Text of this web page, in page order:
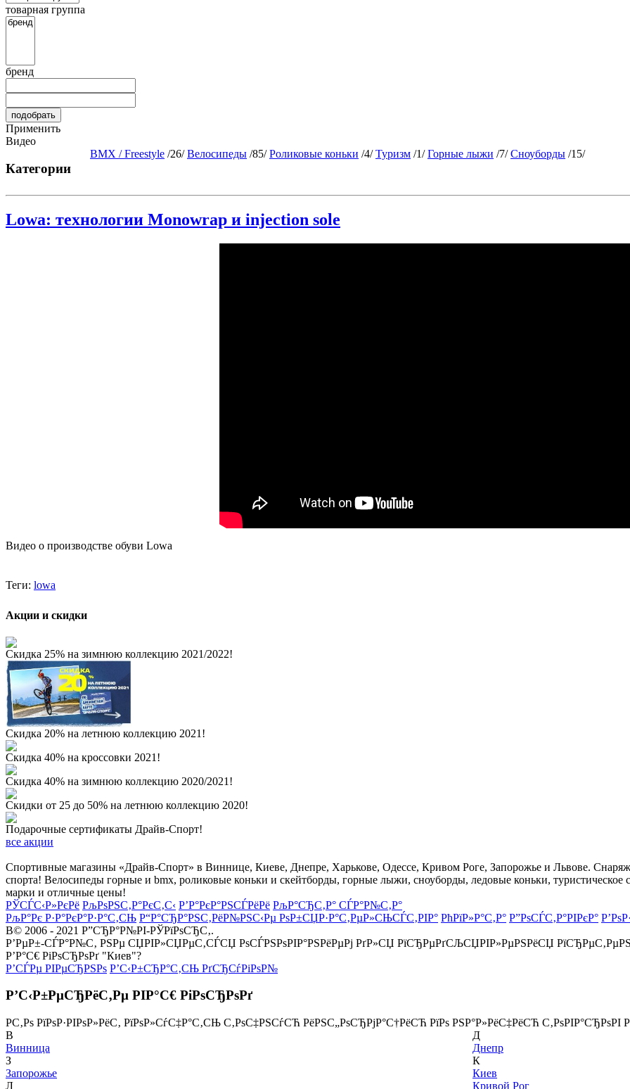
товарная группа
бренд
Применить
Видео
Категории
BMX / Freestyle /26/ Велосипеды /85/ Роликовые коньки /4/ Туризм /1/ Горные лыжи /7/ Сноуборды /15/
Lowa: технологии Monowrap и injection sole
Видео о производстве обуви Lowa
Теги: lowa
Акции и скидки
Скидка 25% на зимнюю коллекцию 2021/2022!
Скидка 20% на летнюю коллекцию 2021!
Скидка 40% на кроссовки 2021!
Скидка 40% на зимнюю коллекцию 2020/2021!
Скидки от 25 до 50% на летнюю коллекцию 2020!
Подарочные сертификаты Драйв-Спорт!
все акции
Спортивные магазины «Драйв-Спорт» в Виннице, Киеве, Днепре, Харькове, Одессе, Кривом Роге, Запорожье и Львове.
спорта! Велосипеды горные и bmx, роликовые коньки и скейтборды, горные лыжи, сноуборды, ледовые коньки,
марки и отличные цены!
РЎСЃС‹Р»РєРё РљРѕРЅС‚Р°РєС‚С‹ Р’Р°РєР°РЅСЃРёРё РљР°СЂС‚Р° СЃР°Р№С‚Р°
РљР°Рє Р·Р°РєР°Р·Р°С‚СЊ Р“Р°СЂР°РЅС‚РёР№РЅС‹Рµ РѕР±СЏР·Р°С‚РµР»СЊСЃС‚РІР° РћРїР»Р°С‚Р° Р”РѕСЃС‚Р°РІРєР°
В© 2006 - 2021 Р”СЂР°Р№РІ-РЎРїРѕСЂС‚.
Р’РµР±-СЃР°Р№С‚ РЅРµ СЏРІР»СЏРµС‚СЃСЏ РѕСЃРЅРѕРІР°РЅРёРµРј РґР»СЏ РїСЂРµРґСЉСЏРІР»РµРЅРёСЏ
Р’Р°С€ РіРѕСЂРѕРґ "Киев"?
Р’СЃРµ РІРµСЂРЅРѕ Р’С‹Р±СЂР°С‚СЊ РґСЂСѓРіРѕР№
Р’С‹Р±РµСЂРёС‚Рµ РІР°С€ РіРѕСЂРѕРґ
Р­С‚Рѕ РїРѕР·РІРѕР»РёС‚ РїРѕР»СѓС‡Р°С‚СЊ С‚РѕС‡РЅСѓСЋ РёРЅС„РѕСЂРјР°С†РёСЋ РїРѕ РЅР°Р»РёС‡РёСЋ С‚РѕРІР°СЂРѕРІ
В
Винница
З
Запорожье
Л
Д
Днепр
К
Киев
Кривой Рог